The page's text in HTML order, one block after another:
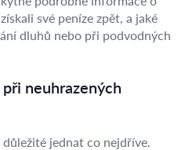
své peníze zpět, a jaké
dluhů nebo při podvodných
neuhrazených
jednat co nejdříve.